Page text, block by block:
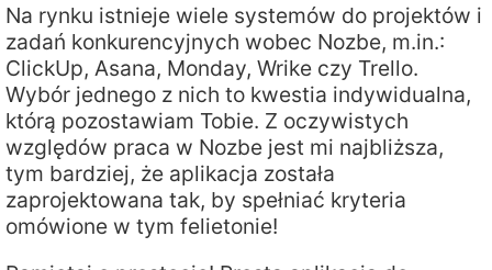
Na rynku istnieje wiele systemów do projektów i
zadań konkurencyjnych wobec Nozbe, m.in.:
ClickUp, Asana, Monday, Wrike czy Trello.
Wybór jednego z nich to kwestia indywidualna,
którą pozostawiam Tobie. Z oczywistych
względów praca w Nozbe jest mi najbliższa,
tym bardziej, że aplikacja została
zaprojektowana tak, by spełniać kryteria
omówione w tym felietonie!